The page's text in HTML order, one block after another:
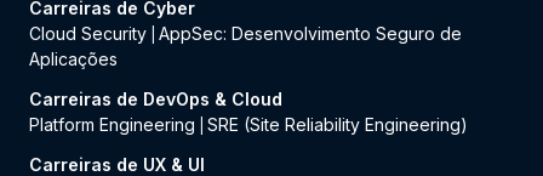
Carreiras de Cyber
Cloud Security AppSec: Desenvolvimento Seguro de
Aplicações
Carreiras de DevOps & Cloud
Platform Engineering
SRE (Site Reliability Engineering)
Carreiras de UX & UI